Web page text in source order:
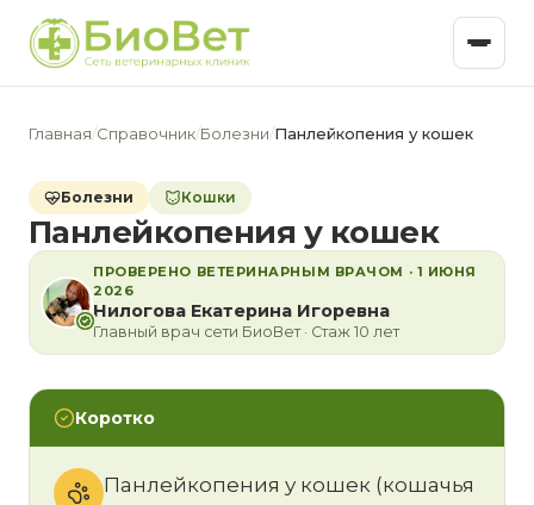
Главная/Справочник/Болезни/Панлейкопения у кошек
Болезни Кошки
Панлейкопения у кошек
ПРОВЕРЕНО ВЕТЕРИНАРНЫМ ВРАЧОМ · 1 ИЮНЯ
2026
Нилогова Екатерина Игоревна
Главный врач сети БиоВет · Стаж 10 лет
Коротко
Панлейкопения у кошек (кошачья